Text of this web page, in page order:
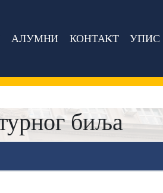
АЛУМНИ КОНТАКТ УПИС
биља